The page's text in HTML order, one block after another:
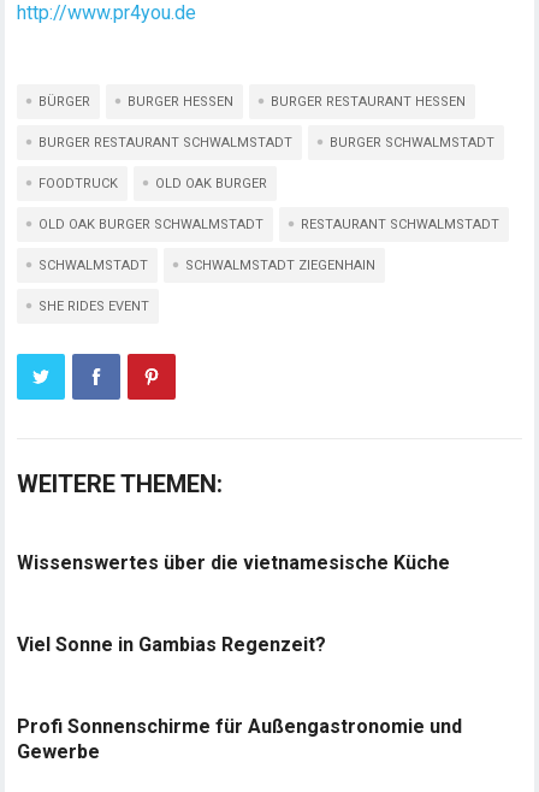
http://www.pr4you.de
BÜRGER BURGER HESSEN BURGER RESTAURANT HESSEN
BURGER RESTAURANT SCHWALMSTADT BURGER SCHWALMSTADT
FOODTRUCK OLD OAK BURGER
OLD OAK BURGER SCHWALMSTADT RESTAURANT SCHWALMSTADT
SCHWALMSTADT SCHWALMSTADT ZIEGENHAIN
SHE RIDES EVENT
WEITERE THEMEN:
Wissenswertes über die vietnamesische Küche
Viel Sonne in Gambias Regenzeit?
Profi Sonnenschirme für Außengastronomie und
Gewerbe